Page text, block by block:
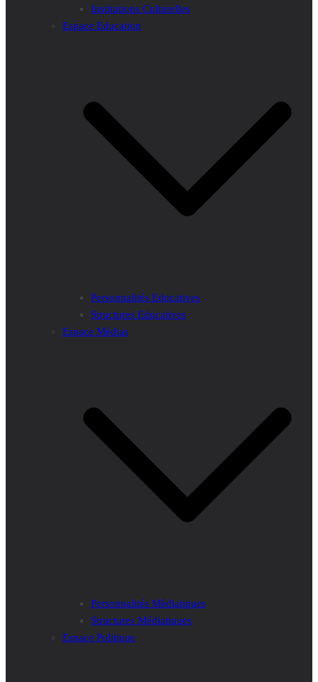
Institutions Culturelles
Espace Education
Personnalités Educatives
Structures Educatives
Espace Médias
Personnalités Médiatiques
Structures Médiatiques
Espace Politique